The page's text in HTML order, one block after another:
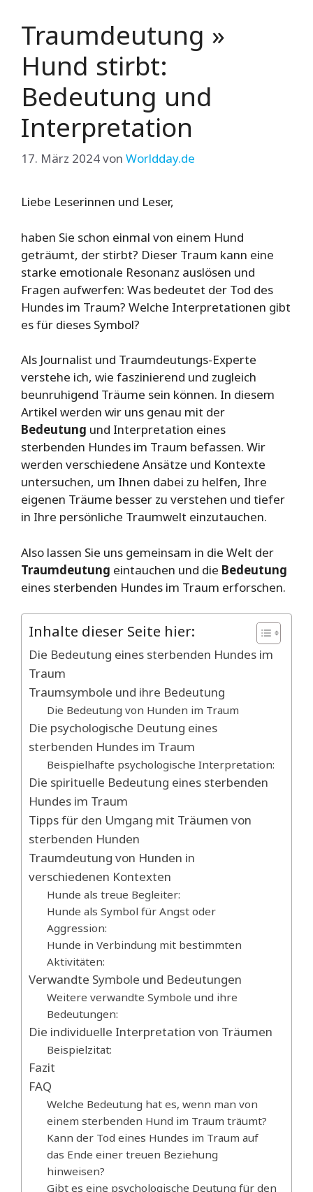
Traumdeutung »
Hund stirbt:
Bedeutung und
Interpretation
17. März 2024von Worldday.de
Liebe Leserinnen und Leser,
haben Sie schon einmal von einem Hund
geträumt, der stirbt? Dieser Traum kann eine
starke emotionale Resonanz auslösen und
Fragen aufwerfen: Was bedeutet der Tod des
Hundes im Traum? Welche Interpretationen gibt
es für dieses Symbol?
Als Journalist und Traumdeutungs-Experte
verstehe ich, wie faszinierend und zugleich
beunruhigend Träume sein können. In diesem
Artikel werden wir uns genau mit der
Bedeutung und Interpretation eines
sterbenden Hundes im Traum befassen. Wir
werden verschiedene Ansätze und Kontexte
untersuchen, um Ihnen dabei zu helfen, Ihre
eigenen Träume besser zu verstehen und tiefer
in Ihre persönliche Traumwelt einzutauchen.
Also lassen Sie uns gemeinsam in die Welt der
Traumdeutung eintauchen und die Bedeutung
eines sterbenden Hundes im Traum erforschen.
Inhalte dieser Seite hier:
Die Bedeutung eines sterbenden Hundes im
Traum
Traumsymbole und ihre Bedeutung
Die Bedeutung von Hunden im Traum
Die psychologische Deutung eines
sterbenden Hundes im Traum
Beispielhafte psychologische Interpretation:
Die spirituelle Bedeutung eines sterbenden
Hundes im Traum
Tipps für den Umgang mit Träumen von
sterbenden Hunden
Traumdeutung von Hunden in
verschiedenen Kontexten
Hunde als treue Begleiter:
Hunde als Symbol für Angst oder
Aggression:
Hunde in Verbindung mit bestimmten
Aktivitäten:
Verwandte Symbole und Bedeutungen
Weitere verwandte Symbole und ihre
Bedeutungen:
Die individuelle Interpretation von Träumen
Beispielzitat:
Fazit
FAQ
Welche Bedeutung hat es, wenn man von
einem sterbenden Hund im Traum träumt?
Kann der Tod eines Hundes im Traum auf
das Ende einer treuen Beziehung
hinweisen?
Gibt es eine psychologische Deutung für den